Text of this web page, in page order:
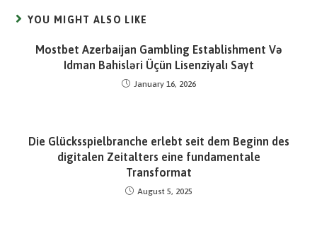
YOU MIGHT ALSO LIKE
Mostbet Azerbaijan Gambling Establishment Və
Idman Bahisləri Üçün Lisenziyalı Sayt
January 16, 2026
Die Glücksspielbranche erlebt seit dem Beginn des
digitalen Zeitalters eine fundamentale
Transformat
August 5, 2025